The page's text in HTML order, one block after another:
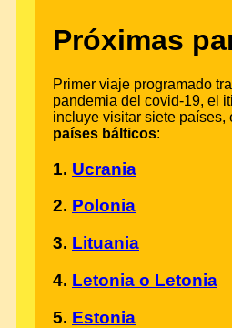
Próximas
Primer viaje programado
pandemia del covid-19, el
incluye visitar siete países,
países bálticos:
1. Ucrania
2. Polonia
3. Lituania
4. Letonia o Letonia
5. Estonia